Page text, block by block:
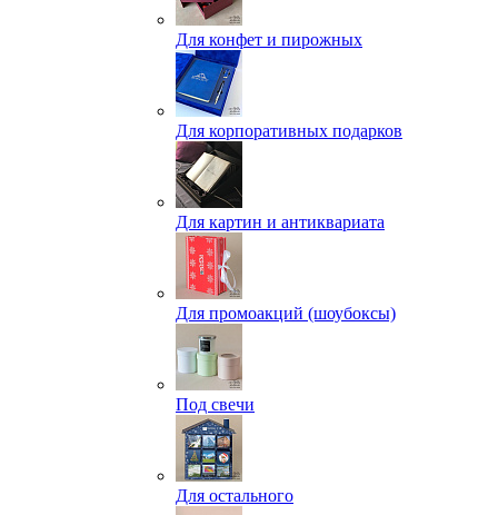
Для конфет и пирожных
Для корпоративных подарков
Для картин и антиквариата
Для промоакций (шоубоксы)
Под свечи
Для остального